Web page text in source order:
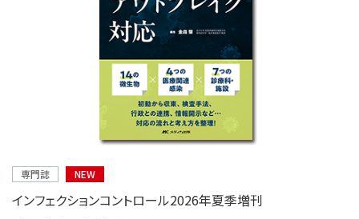
専門誌 NEW
インフェクションコントロール2026年夏季増刊